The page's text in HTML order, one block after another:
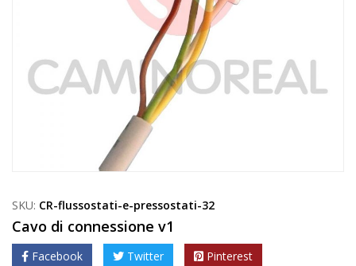
SKU: CR-flussostati-e-pressostati-32
Cavo di connessione v1
Facebook Twitter Pinterest